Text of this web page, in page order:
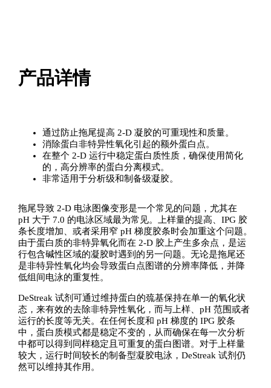
产品详情
通过防止拖尾提高 2-D 凝胶的可重现性和质量。
消除蛋白非特异性氧化引起的额外蛋白点。
在整个 2-D 运行中稳定蛋白质性质，确保使用简化
的，高分辨率的蛋白分离模式。
非常适用于分析级和制备级凝胶。
拖尾导致 2-D 电泳图像变形是一个常见的问题，尤其在
pH 大于 7.0 的电泳区域最为常见。上样量的提高、IPG 胶
条长度增加、或者采用窄 pH 梯度胶条时会加重这个问题。
由于蛋白质的非特异氧化而在 2-D 胶上产生多余点，是运
行包含碱性区域的凝胶时遇到的另一问题。无论是拖尾还
是非特异性氧化均会导致蛋白点图谱的分辨率降低，并降
低组间电泳的重复性。
DeStreak 试剂可通过维持蛋白的巯基保持在单一的氧化状
态，来有效的去除非特异性氧化，而与上样、pH 范围或者
运行的长度等无关。在任何长度和 pH 梯度的 IPG 胶条
中，蛋白质模式都是稳定不变的，从而确保在每一次分析
中都可以得到同样稳定且可重复的蛋白图谱。对于上样量
较大，运行时间较长的制备型凝胶电泳，DeStreak 试剂仍
然可以维持其作用。